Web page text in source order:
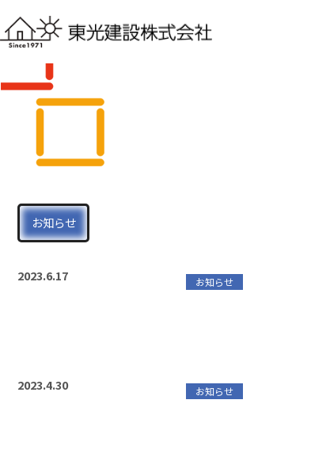
お知らせ
2023.6.17 お知らせ
2023.4.30 お知らせ